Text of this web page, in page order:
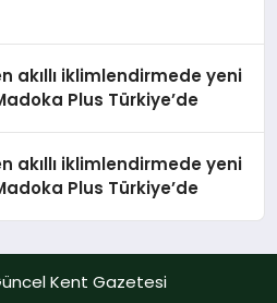
akıllı iklimlendirmede yeni
Plus Türkiye’de
akıllı iklimlendirmede yeni
Plus Türkiye’de
Kent Gazetesi